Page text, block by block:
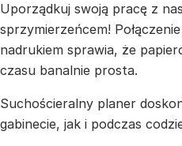
Uporządkuj swoją pracę z
sprzymierzeńcem!
nadrukiem sprawia, że
czasu banalnie prosta.
Suchościeralny planer
gabinecie, jak i podczas